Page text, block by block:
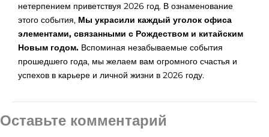
нетерпением приветствуя 2026 год. В ознаменование
этого события, Мы украсили каждый уголок офиса
элементами, связанными с Рождеством и китайским
Новым годом. Вспоминая незабываемые события
прошедшего года, мы желаем вам огромного счастья и
успехов в карьере и личной жизни в 2026 году.
Оставьте комментарий